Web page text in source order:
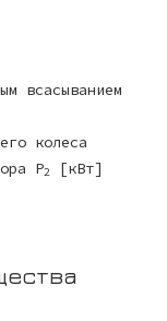
всасыванием
колеса
P2
[кВт]